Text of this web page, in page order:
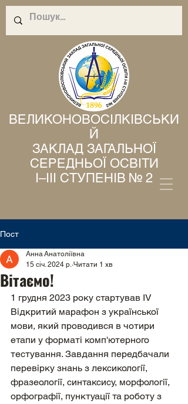
ВЕЛИКОНОВОСІЛКІВСЬКИ
Й
ЗАКЛАД ЗАГАЛЬНОЇ
СЕРЕДНЬОЇ ОСВІТИ
І–ІІІ СТУПЕНІВ № 2
Пост
Вітаємо!
Анна Анатоліївна
15 січ. 2024 р. Читати 1 хв
1 грудня 2023 року стартував ІV
Відкритий марафон з української
мови, який проводився в чотири
етапи у форматі комп'ютерного
тестування. Завдання передбачали
перевірку знань з лексикології,
фразеології, синтаксису, морфології,
орфографії, пунктуації та роботу з